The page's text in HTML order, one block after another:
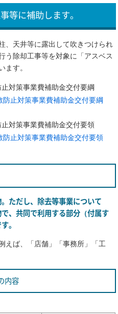
等に補助します。
、天井等に露出して吹きつけられ
う除却工事等を対象に「アスベス
ます。
対策事業費補助金交付要綱
止対策事業費補助金交付要綱
対策事業費補助金交付要領
止対策事業費補助金交付要領
ただし、除去等事業について
、共同で利用する部分（付属す
。
えば、「店舗」「事務所」「工
内容